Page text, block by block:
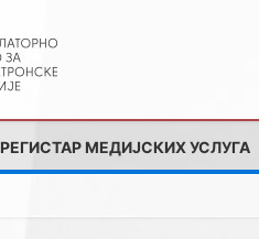
РЕГИСТАР МЕДИЈСКИХ УСЛУГА